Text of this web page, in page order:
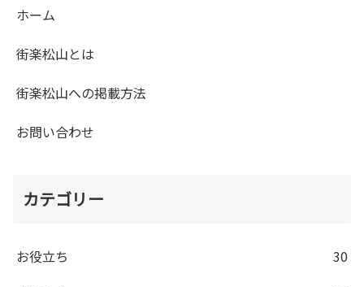
ホーム
街楽松山とは
街楽松山への掲載方法
お問い合わせ
カテゴリー
お役立ち
30